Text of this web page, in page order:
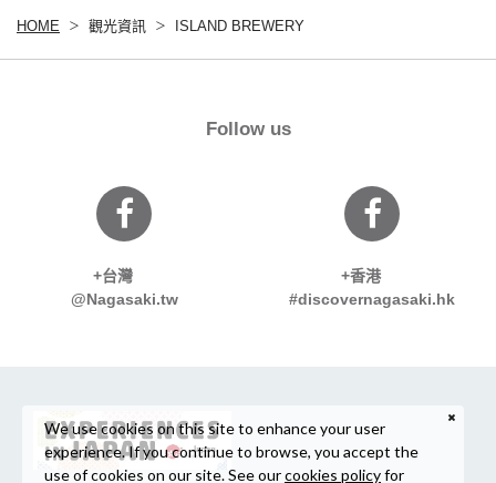
HOME 觀光資訊 ISLAND BREWERY
Follow us
+台灣
@Nagasaki.tw
+香港
#discovernagasaki.hk
We use cookies on this site to enhance your user
experience. If you continue to browse, you accept the
use of cookies on our site. See ourcookies policyfor